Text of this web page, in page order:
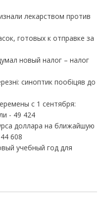
лекарством против
готовых к отправке за
новый налог – налог
синоптик пообіцяв до
с 1 сентября:
- 49 424
доллара на ближайшую
608
учебный год для